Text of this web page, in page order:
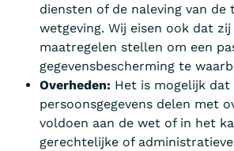
diensten of de naleving van de
wetgeving. Wij eisen ook dat
maatregelen stellen om een
gegevensbescherming te
Overheden: Het is mogelijk dat
persoonsgegevens delen met
voldoen aan de wet of in het
gerechtelijke of